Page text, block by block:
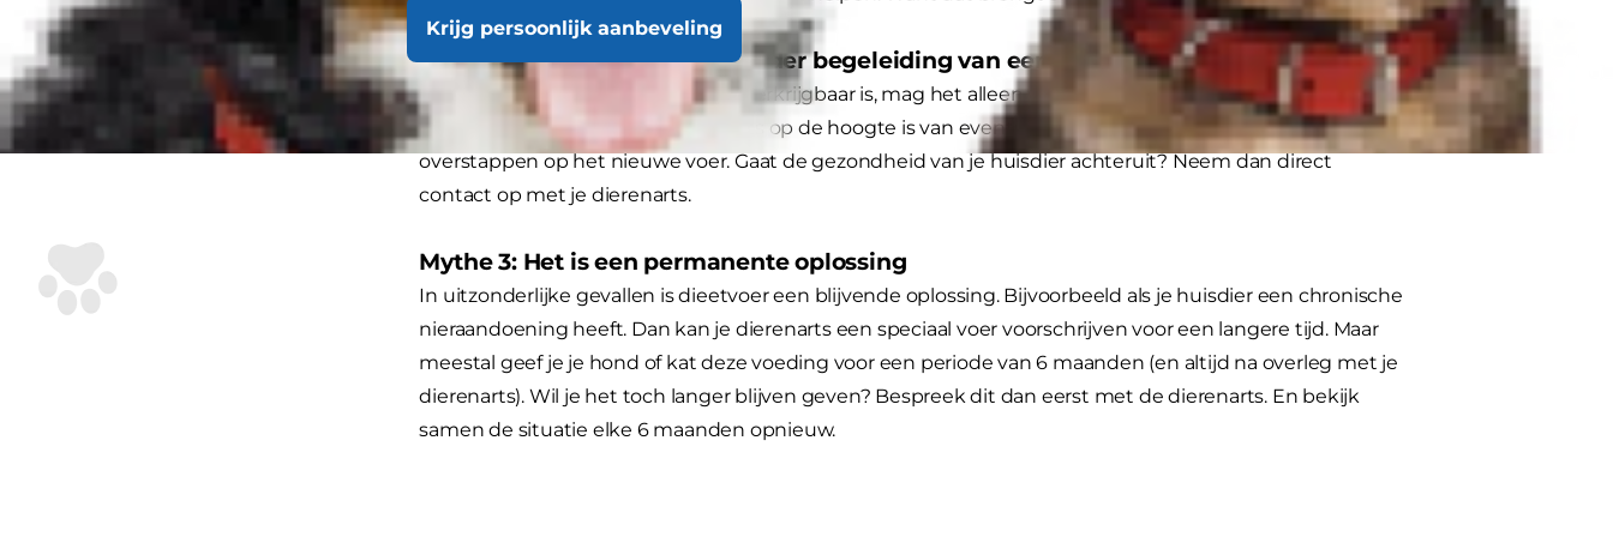
Krijg persoonlijk aanbeveling
Mythe 2: Je kan het geven zonder begeleiding van een dierenarts
Ondanks dat dieetvoer ook online verkrijgbaar is, mag het alleen worden gegeven op advies van een
dierenarts. Zorg ook dat je dierenarts op de hoogte is van eventuele gezondheidsveranderingen na het
overstappen op het nieuwe voer. Gaat de gezondheid van je huisdier achteruit? Neem dan direct
contact op met je dierenarts.
Mythe 3: Het is een permanente oplossing
In uitzonderlijke gevallen is dieetvoer een blijvende oplossing. Bijvoorbeeld als je huisdier een chronische
nieraandoening heeft. Dan kan je dierenarts een speciaal voer voorschrijven voor een langere tijd. Maar
meestal geef je je hond of kat deze voeding voor een periode van 6 maanden (en altijd na overleg met je
dierenarts). Wil je het toch langer blijven geven? Bespreek dit dan eerst met de dierenarts. En bekijk
samen de situatie elke 6 maanden opnieuw.